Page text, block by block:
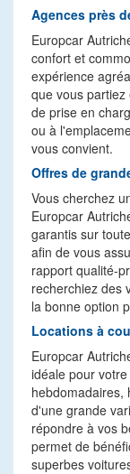
Agences près
Europcar
confort et
expérience
que vous
de prise en
ou à
vous convient.
Offres de
Vous cherchez
Europcar
garantis sur
afin de vous
rapport qualité-
recherchiez des
la bonne option
Locations à
Europcar
idéale pour
hebdomadaires,
d'une grande
répondre à vos
permet de
superbes